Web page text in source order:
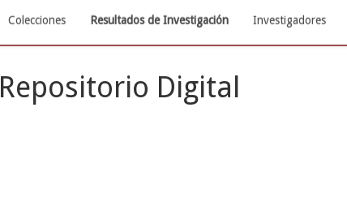
Colecciones Resultados de Investigación Investigadores
Repositorio Digital